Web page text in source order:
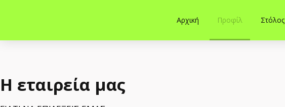
Αρχική Προφίλ Στόλος
Η εταιρεία μας